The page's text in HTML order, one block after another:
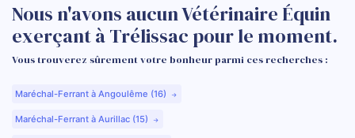
Nous n'avons aucun Vétérinaire Équin
exerçant à Trélissac pour le moment.
Vous trouverez sûrement votre bonheur parmi ces recherches :
Maréchal-Ferrant à Angoulême (16)
Maréchal-Ferrant à Aurillac (15)